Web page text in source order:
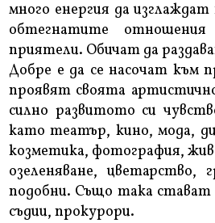
много енергия да
обтегнатите
приятели. Обичат да
Добре е да се насочат към
проявят своята
силно развитото си
като театър, кино, мода,
козметика, фотография,
озеленяване, цветарство,
подобни. Също така стават
съдии, прокурори.